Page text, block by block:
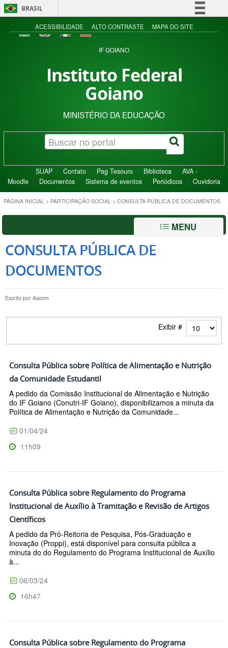
BRASIL
Simplifique!
Acesso à informação
ACESSIBILIDADE ALTO CONTRASTE MAPA DO SITE
IF GOIANO
Instituto Federal
Goiano
MINISTÉRIO DA EDUCAÇÃO
SUAP Contato Pag Tesouro Biblioteca
AVA -
Moodle
Documentos Sistema de eventos Periódicos Ouvidoria
PÁGINA INICIAL > PARTICIPAÇÃO SOCIAL > CONSULTA PÚBLICA DE DOCUMENTOS
MENU
CONSULTA PÚBLICA DE
DOCUMENTOS
Escrito por Ascom
Exibir #
Consulta Pública sobre Política de Alimentação e Nutrição
da Comunidade Estudantil
A pedido da Comissão Institucional de Alimentação e Nutrição
do IF Goiano (Conutri-IF Goiano), disponibilizamos a minuta da
Política de Alimentação e Nutrição da Comunidade...
01/04/24
11h09
Consulta Pública sobre Regulamento do Programa
Institucional de Auxílio à Tramitação e Revisão de Artigos
Científicos
A pedido da Pró-Reitoria de Pesquisa, Pós-Graduação e
Inovação (Proppi), está disponível para consulta pública a
minuta do do Regulamento do Programa Institucional de Auxílio
à...
06/03/24
16h47
Consulta Pública sobre Regulamento do Programa